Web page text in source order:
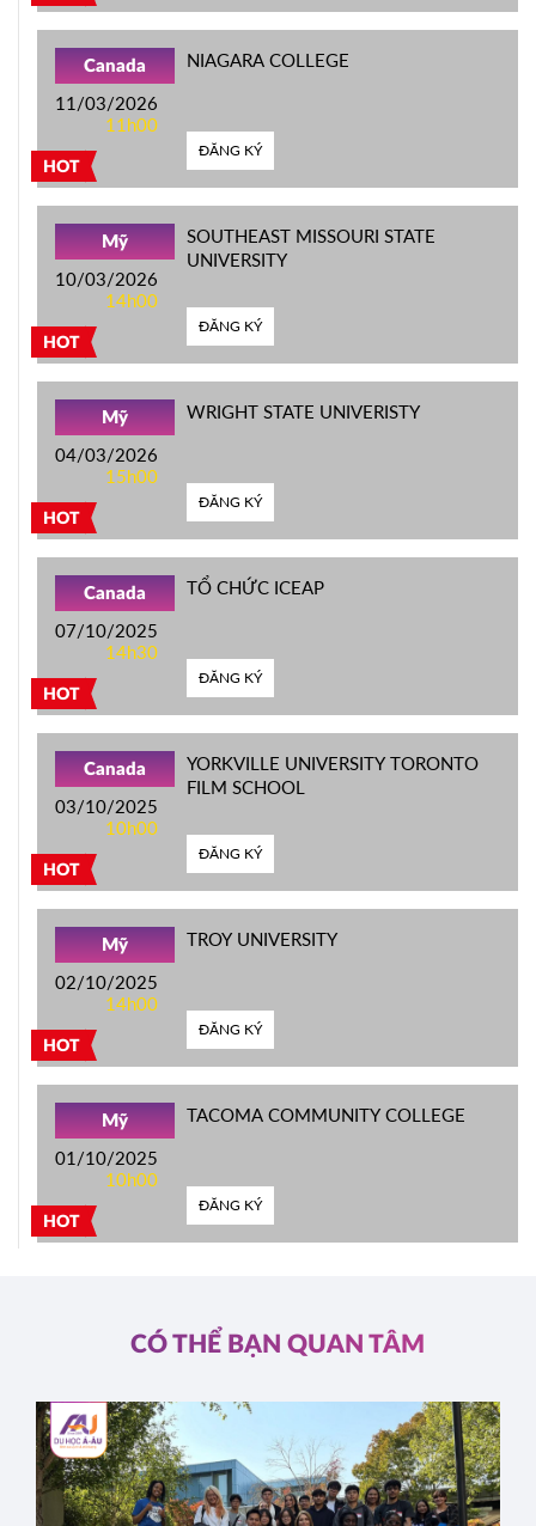
HOT
Canada
11/03/2026
11h00
NIAGARA COLLEGE
ĐĂNG KÝ
HOT
Mỹ
10/03/2026
14h00
SOUTHEAST MISSOURI STATE
UNIVERSITY
ĐĂNG KÝ
HOT
Mỹ
04/03/2026
15h00
WRIGHT STATE UNIVERISTY
ĐĂNG KÝ
HOT
Canada
07/10/2025
14h30
TỔ CHỨC ICEAP
ĐĂNG KÝ
HOT
Canada
03/10/2025
10h00
YORKVILLE UNIVERSITY TORONTO
FILM SCHOOL
ĐĂNG KÝ
HOT
Mỹ
02/10/2025
14h00
TROY UNIVERSITY
ĐĂNG KÝ
HOT
Mỹ
01/10/2025
10h00
TACOMA COMMUNITY COLLEGE
ĐĂNG KÝ
CÓ THỂ BẠN QUAN TÂM